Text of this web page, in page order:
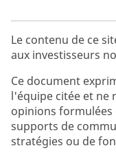
Le contenu de ce
aux investisseurs
Ce document
l'équipe citée et ne
opinions formulées
supports de
stratégies ou de